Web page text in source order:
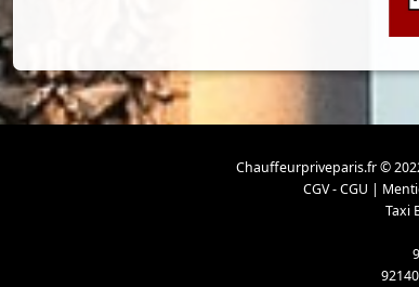
Chauffeurpriveparis.fr ©
CGV - CGU |
Taxi
92140